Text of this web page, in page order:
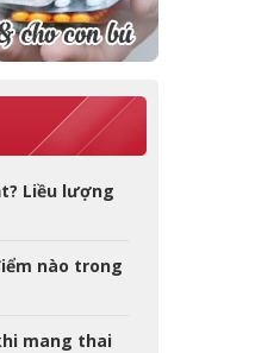
Liều lượng
nào trong
mang thai